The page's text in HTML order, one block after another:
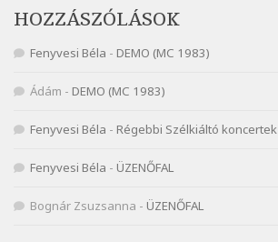
Nagy Bandó András: Vakondok
Nagy Bandó András: Vizilóblues
Szélkiáltó
Szélkiáltó
Népköltés: Most érkeztünk
Szélkiáltó
Népköltés: Reggeli köszöntő
HOZZÁSZÓLÁSOK
Fenyvesi Béla - DEMO (MC 1983)
Ádám - DEMO (MC 1983)
Fenyvesi Béla - Régebbi Szélkiáltó koncertek
Fenyvesi Béla - ÜZENŐFAL
Bognár Zsuzsanna - ÜZENŐFAL